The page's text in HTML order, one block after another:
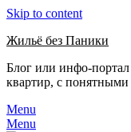
Skip to content
Жильё без Паники
Блог или инфо-
квартир, с
Menu
Menu